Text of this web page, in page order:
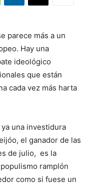
parece más a un
Hay una
ideológico
que están
cada vez más harta
una investidura
el ganador de las
de julio, es la
ramplón
como si fuese un